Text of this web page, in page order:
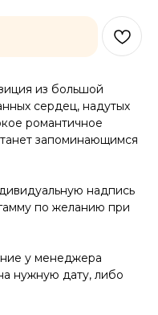
из большой
сердец, надутых
романтичное
запоминающимся
надпись
по желанию при
у менеджера
нужную дату, либо